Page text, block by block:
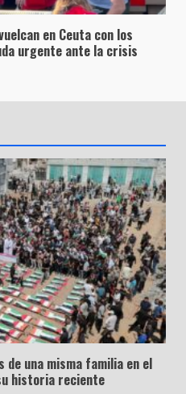
en Ceuta con los
urgente ante la crisis
de una misma familia en el
historia reciente